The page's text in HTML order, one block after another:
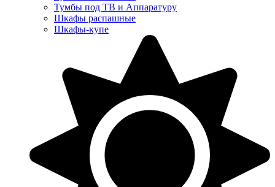
Тумбы под ТВ и Аппаратуру
Шкафы распашные
Шкафы-купе